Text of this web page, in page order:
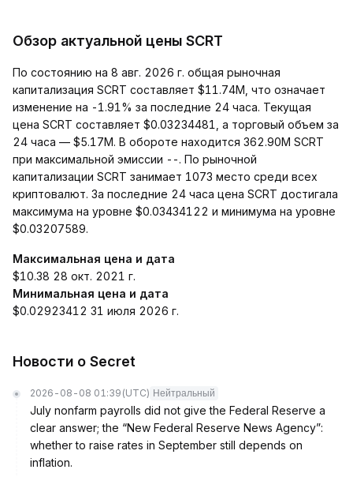
Обзор актуальной цены SCRT
По состоянию на 8 авг. 2026 г. общая рыночная
капитализация SCRT составляет $11.74M, что означает
изменение на -1.91% за последние 24 часа. Текущая
цена SCRT составляет $0.03234481, а торговый объем за
24 часа — $5.17M. В обороте находится 362.90M SCRT
при максимальной эмиссии --. По рыночной
капитализации SCRT занимает 1073 место среди всех
криптовалют. За последние 24 часа цена SCRT достигала
максимума на уровне $0.03434122 и минимума на уровне
$0.03207589.
Максимальная цена и дата
$10.38 28 окт. 2021 г.
Минимальная цена и дата
$0.02923412 31 июля 2026 г.
Новости о Secret
2026-08-08 01:39 (UTC) Нейтральный
July nonfarm payrolls did not give the Federal Reserve a
clear answer; the “New Federal Reserve News Agency”:
whether to raise rates in September still depends on
inflation.